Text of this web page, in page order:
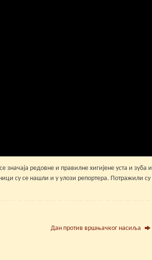
редовне и правилне хигијене уста и зуба и
су се нашли и у улози репортера. Потражили су
Дан против вршњачког насиља